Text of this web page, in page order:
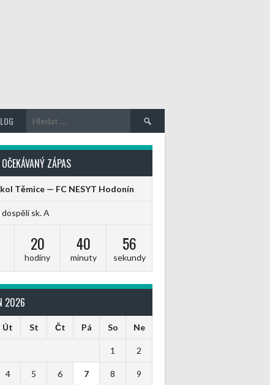
Vyhledávání
ZÁPAS
Těmice — FC NESYT Hodonín
dospělí sk. A
20
hodiny
40
minuty
56
sekundy
2026
Út St Čt Pá So Ne
1 2
4 5 6 7 8 9